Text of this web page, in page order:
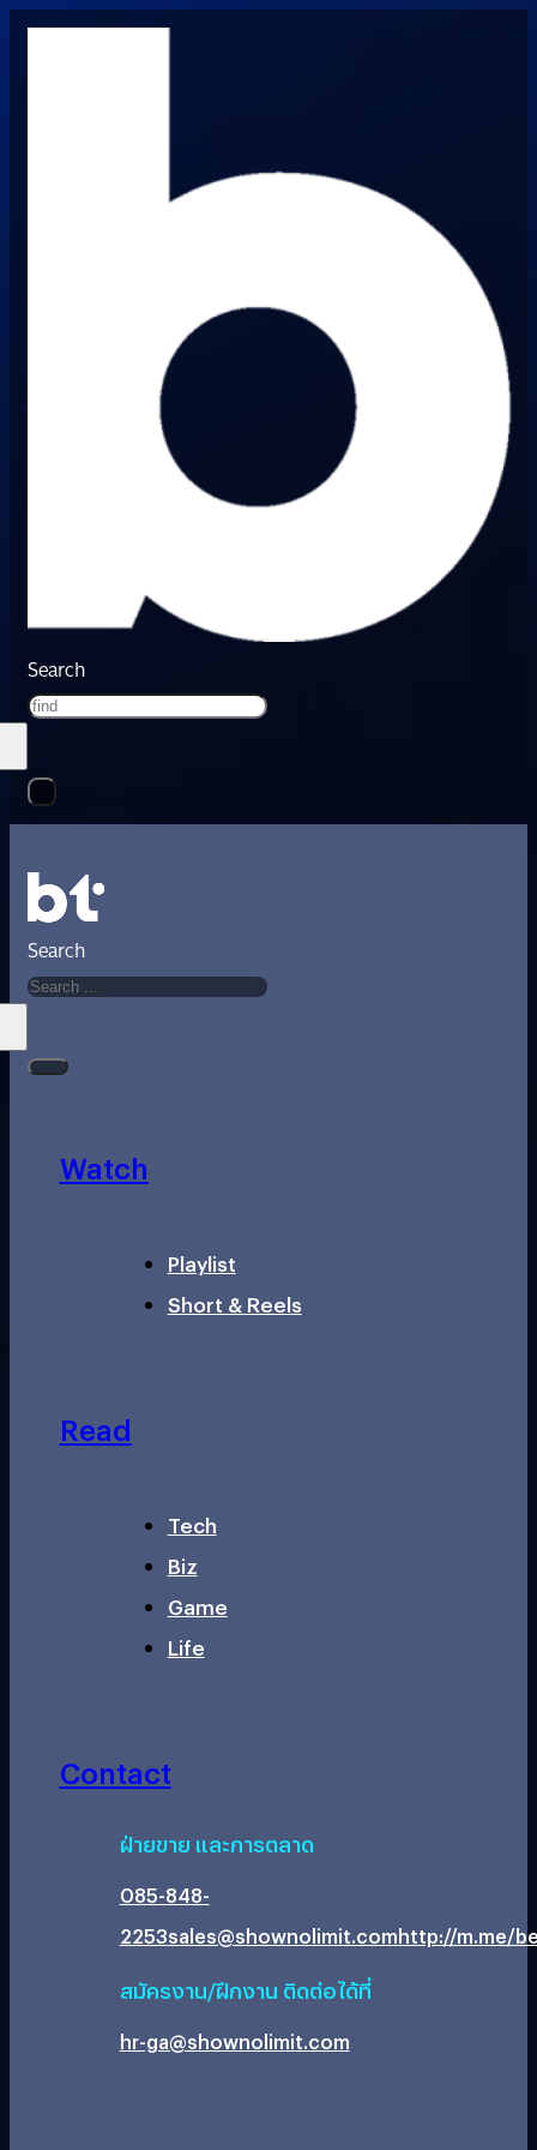
Search
Search
Watch
Playlist
Short & Reels
Read
Tech
Biz
Game
Life
Contact
ฝ่ายขาย และการตลาด
085-848-
2253sales@shownolimit.comhttp://m.me/
สมัครงาน/ฝึกงาน ติดต่อได้ที่
hr-ga@shownolimit.com